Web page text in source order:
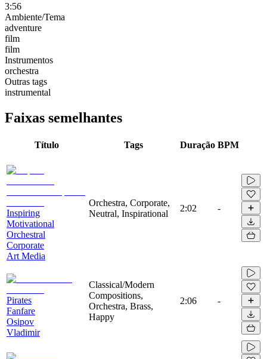
3:56
Ambiente/Tema
adventure
film
film
Instrumentos
orchestra
Outras tags
instrumental
Faixas semelhantes
Título Tags Duração BPM
Inspiring
Motivational
Orchestral
Corporate
Art Media
Orchestra, Corporate,
Neutral, Inspirational
2:02 -
Pirates
Fanfare
Osipov
Vladimir
Classical/Modern
Compositions,
Orchestra, Brass,
Happy
2:06 -